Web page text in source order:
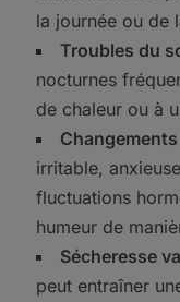
la journée ou de
Troubles du
nocturnes
de chaleur ou à
irritable,
fluctuations
humeur de
Sécheresse
peut entraîner